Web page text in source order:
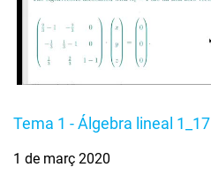
Tema 1 - Álgebra lineal 1_17
1 de març 2020